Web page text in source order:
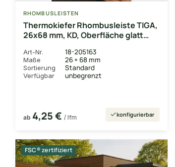
RHOMBUSLEISTEN
Thermokiefer Rhombusleiste TIGA,
26x68 mm, KD, Oberfläche glatt
Art-Nr. 18-205163
Maße 26 × 68 mm
Sortierung Standard
Verfügbar unbegrenzt
ab 4,25 € / lfm konfigurierbar
FSC® zertifiziert